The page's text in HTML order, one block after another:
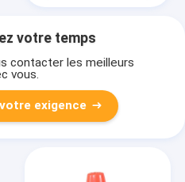
votre temps
contacter les meilleurs
vous.
exigence